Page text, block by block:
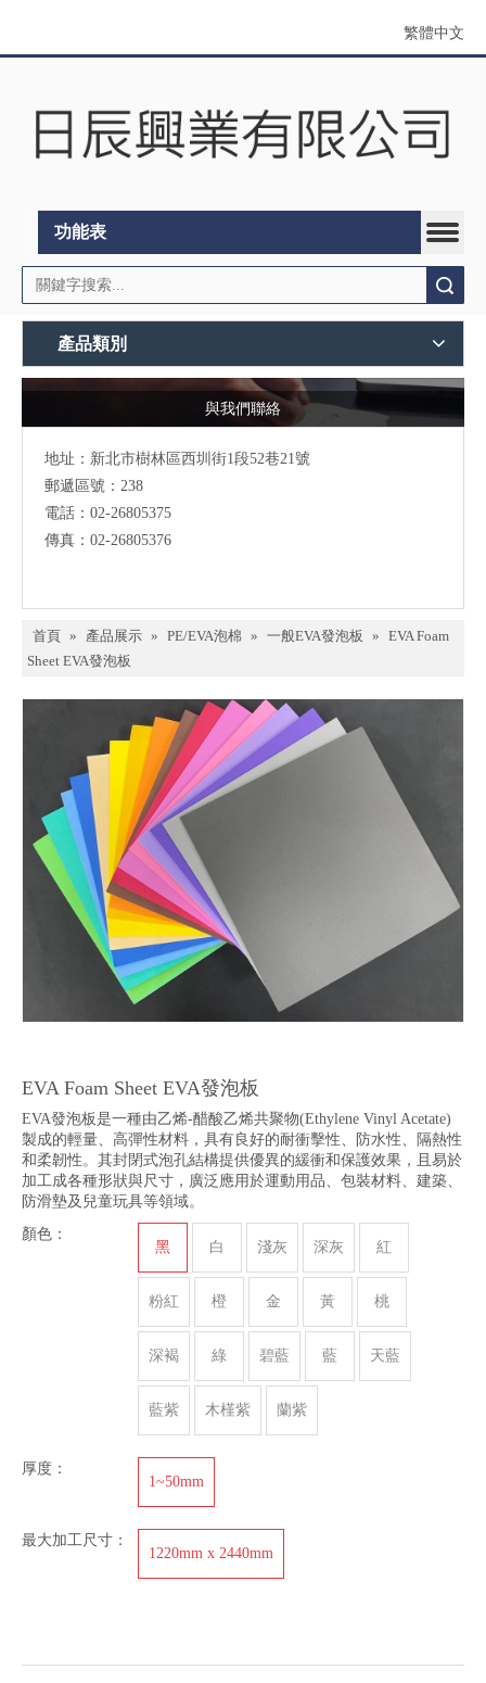
繁體中文
功能表
產品類別
與我們聯絡
地址： 新北市樹林區西圳街1段52巷21號
郵遞區號：238
電話：02-26805375
傳真：02-26805376
首頁 » 產品展示 » PE/EVA泡棉 » 一般EVA發泡板 » EVA Foam
Sheet EVA發泡板
EVA Foam Sheet EVA發泡板
EVA發泡板是一種由乙烯-醋酸乙烯共聚物(Ethylene Vinyl Acetate)
製成的輕量、高彈性材料，具有良好的耐衝擊性、防水性、隔熱性
和柔韌性。其封閉式泡孔結構提供優異的緩衝和保護效果，且易於
加工成各種形狀與尺寸，廣泛應用於運動用品、包裝材料、建築、
防滑墊及兒童玩具等領域。
顏色：
黑
白 淺灰 深灰 紅
粉紅 橙 金 黃 桃
深褐 綠 碧藍 藍 天藍
藍紫 木槿紫 蘭紫
厚度：
1~50mm
最大加工尺寸：
1220mm x 2440mm